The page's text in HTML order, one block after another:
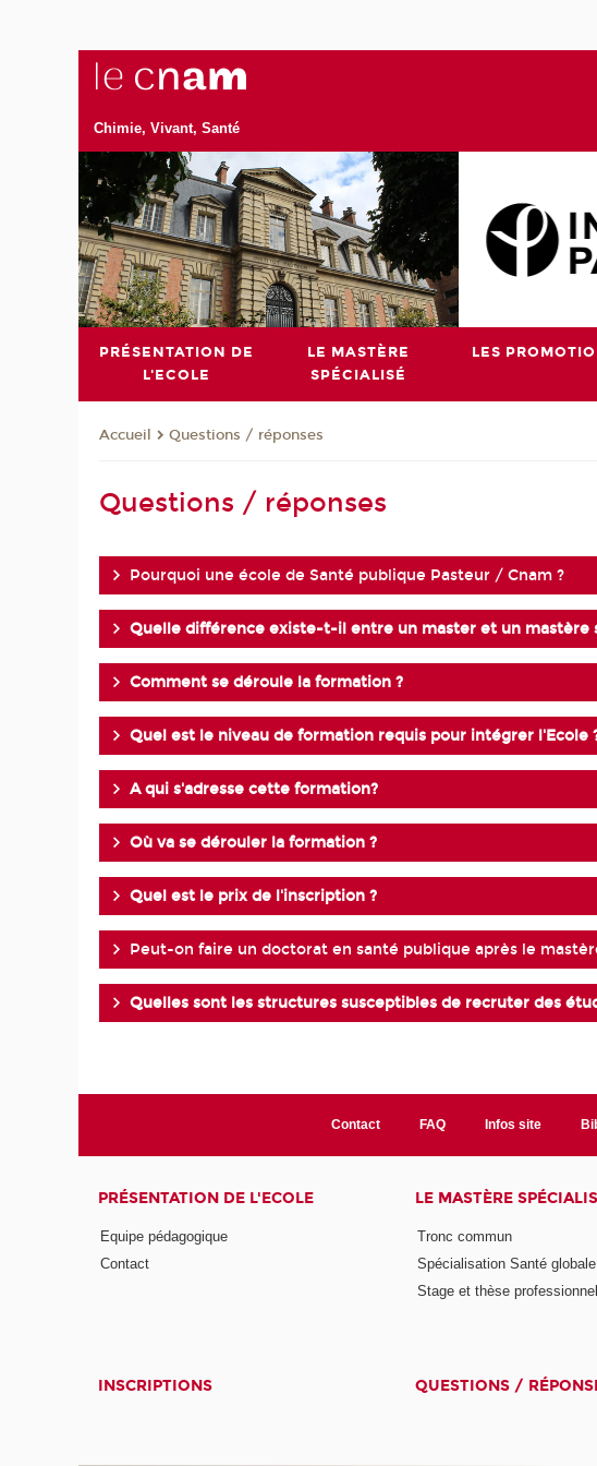
Chimie, Vivant, Santé
PRÉSENTATION DE
L'ECOLE
LE MASTÈRE
SPÉCIALISÉ
LES
Accueil Questions / réponses
Questions / réponses
Pourquoi une école de Santé publique Pasteur / Cnam ?
Quelle différence existe-t-il entre un master et un mastère
Comment se déroule la formation ?
Quel est le niveau de formation requis pour intégrer l'Ecole
A qui s'adresse cette formation?
Où va se dérouler la formation ?
Quel est le prix de l'inscription ?
Peut-on faire un doctorat en santé publique après le
Quelles sont les structures susceptibles de recruter des
Contact FAQ Infos site
PRÉSENTATION DE L'ECOLE
Equipe pédagogique
Contact
LE MASTÈRE
Tronc commun
Spécialisation Santé globale
Stage et thèse
INSCRIPTIONS QUESTIONS /